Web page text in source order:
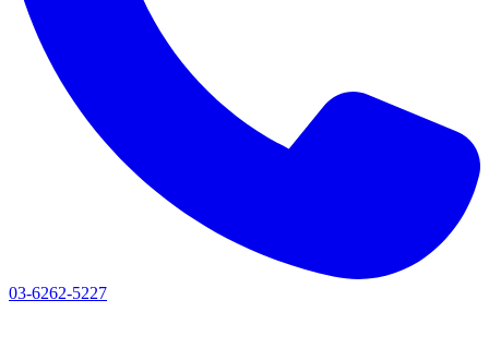
03-6262-5227